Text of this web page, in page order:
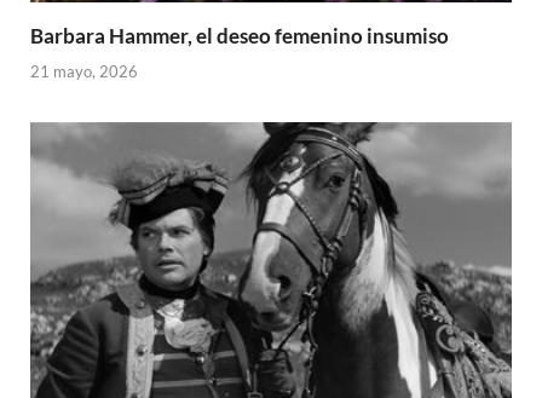
Barbara Hammer, el deseo femenino insumiso
21 mayo, 2026